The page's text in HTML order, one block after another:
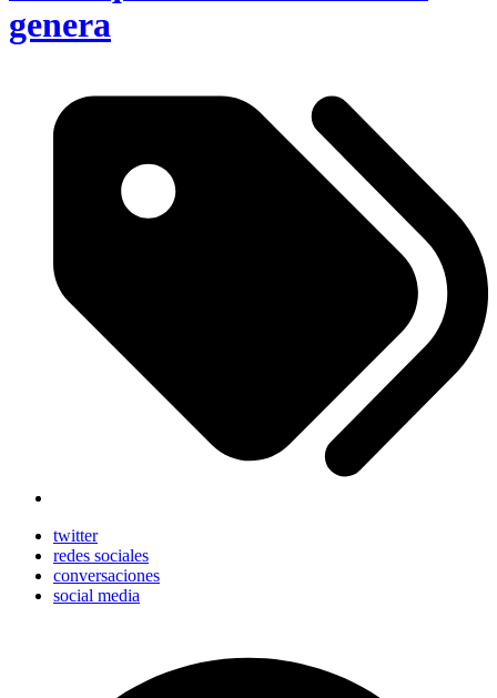
genera
twitter
redes sociales
conversaciones
social media